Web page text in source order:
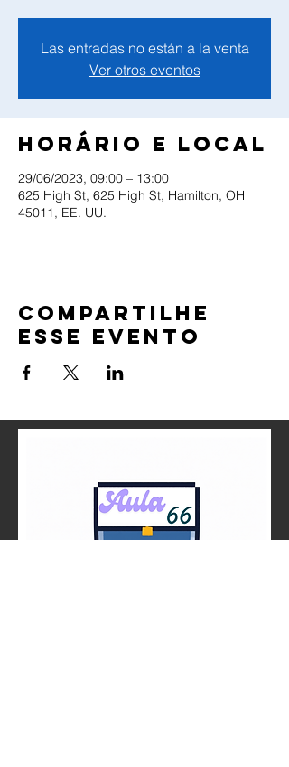
Las entradas no están a la venta
Ver otros eventos
Horário e local
29/06/2023, 09:00 – 13:00
625 High St, 625 High St, Hamilton, OH
45011, EE. UU.
Compartilhe
esse evento